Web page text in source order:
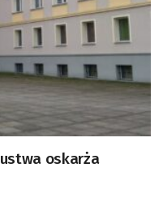
oskarża